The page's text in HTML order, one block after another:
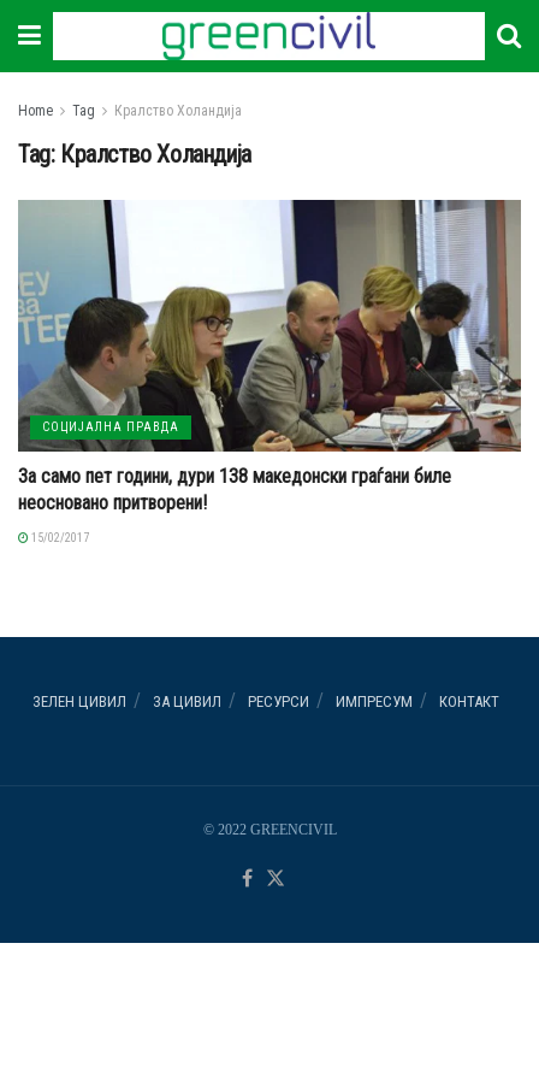
Home Tag Кралство Холандија
Tag: Кралство Холандија
СОЦИЈАЛНА ПРАВДА
За само пет години, дури 138 македонски граѓани биле
неосновано притворени!
15/02/2017
ЗЕЛЕН ЦИВИЛ ЗА ЦИВИЛ РЕСУРСИ ИМПРЕСУМ КОНТАКТ
© 2022 GREENCIVIL